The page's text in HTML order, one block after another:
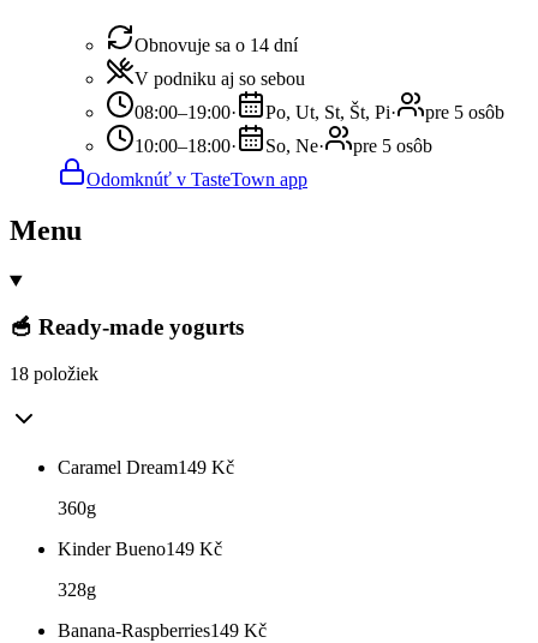
Obnovuje sa o 14 dní
V podniku aj so sebou
08:00–19:00· Po, Ut, St, Št, Pi·
pre 5 osôb
10:00–18:00· So, Ne·
pre 5 osôb
Odomknúť v TasteTown app
Menu
🥣 Ready-made yogurts
18 položiek
Caramel Dream149 Kč
360g
Kinder Bueno149 Kč
328g
Banana-Raspberries149 Kč